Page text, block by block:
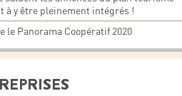
à y être pleinement intégrés !
le Panorama Coopératif 2020